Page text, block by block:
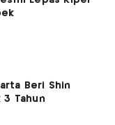
Beri Shin
3 Tahun